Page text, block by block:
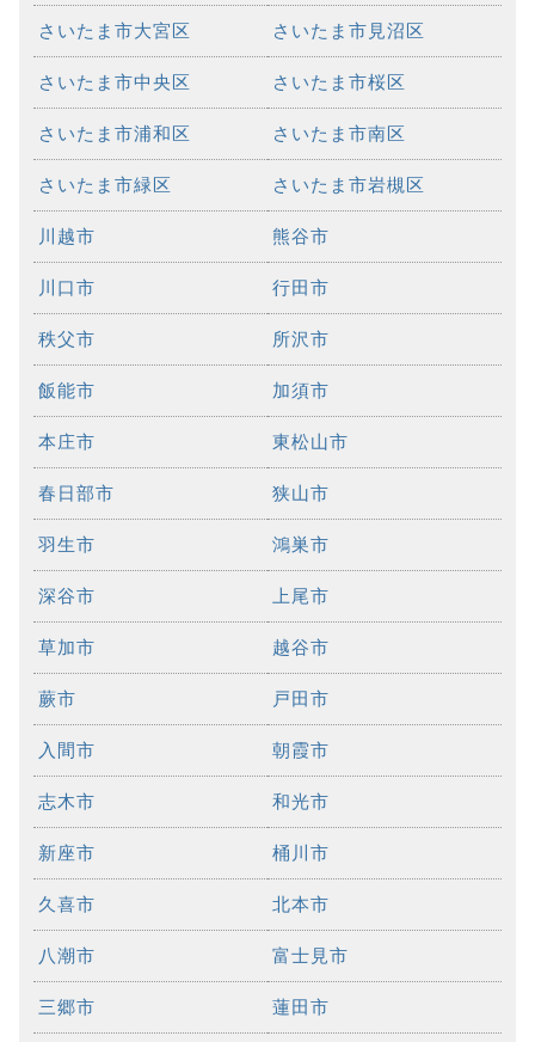
さいたま市大宮区 さいたま市見沼区
さいたま市中央区 さいたま市桜区
さいたま市浦和区 さいたま市南区
さいたま市緑区 さいたま市岩槻区
川越市 熊谷市
川口市 行田市
秩父市 所沢市
飯能市 加須市
本庄市 東松山市
春日部市 狭山市
羽生市 鴻巣市
深谷市 上尾市
草加市 越谷市
蕨市 戸田市
入間市 朝霞市
志木市 和光市
新座市 桶川市
久喜市 北本市
八潮市 富士見市
三郷市 蓮田市